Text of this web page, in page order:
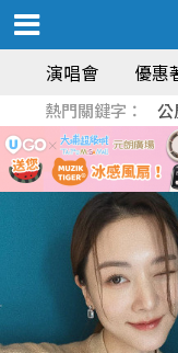
演唱會 優惠
熱門關鍵字： 公